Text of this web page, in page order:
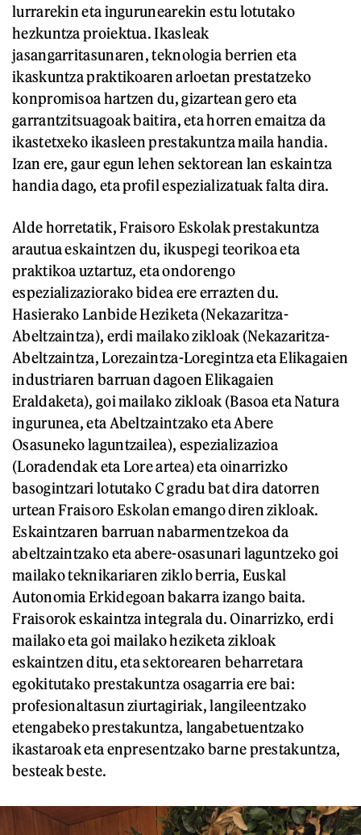
lurrarekin eta ingurunearekin estu lotutako
hezkuntza proiektua. Ikasleak
jasangarritasunaren, teknologia berrien eta
ikaskuntza praktikoaren arloetan prestatzeko
konpromisoa hartzen du, gizartean gero eta
garrantzitsuagoak baitira, eta horren emaitza da
ikastetxeko ikasleen prestakuntza maila handia.
Izan ere, gaur egun lehen sektorean lan eskaintza
handia dago, eta profil espezializatuak falta dira.
Alde horretatik, Fraisoro Eskolak prestakuntza
arautua eskaintzen du, ikuspegi teorikoa eta
praktikoa uztartuz, eta ondorengo
espezializaziorako bidea ere errazten du.
Hasierako Lanbide Heziketa (Nekazaritza-
Abeltzaintza), erdi mailako zikloak (Nekazaritza-
Abeltzaintza, Lorezaintza-Loregintza eta Elikagaien
industriaren barruan dagoen Elikagaien
Eraldaketa), goi mailako zikloak (Basoa eta Natura
ingurunea, eta Abeltzaintzako eta Abere
Osasuneko laguntzailea), espezializazioa
(Loradendak eta Lore artea) eta oinarrizko
basogintzari lotutako C gradu bat dira datorren
urtean Fraisoro Eskolan emango diren zikloak.
Eskaintzaren barruan nabarmentzekoa da
abeltzaintzako eta abere-osasunari laguntzeko goi
mailako teknikariaren ziklo berria, Euskal
Autonomia Erkidegoan bakarra izango baita.
Fraisorok eskaintza integrala du. Oinarrizko, erdi
mailako eta goi mailako heziketa zikloak
eskaintzen ditu, eta sektorearen beharretara
egokitutako prestakuntza osagarria ere bai:
profesionaltasun ziurtagiriak, langileentzako
etengabeko prestakuntza, langabetuentzako
ikastaroak eta enpresentzako barne prestakuntza,
besteak beste.